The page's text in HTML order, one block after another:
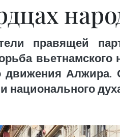
правящей
движения
национального